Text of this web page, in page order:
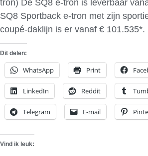
tron) De SQ8 e-tron is leverbaar
SQ8 Sportback e-tron met zijn
coupé-daklijn is er vanaf € 101.535*.
Dit delen:
WhatsApp Print
LinkedIn Reddit
Telegram E-mail
Vind ik leuk: